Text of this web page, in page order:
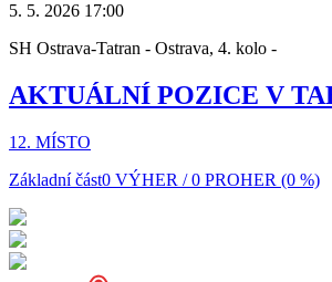
5. 5. 2026 17:00
SH Ostrava-Tatran - Ostrava, 4. kolo -
AKTUÁLNÍ POZICE V
12. MÍSTO
Základní část0 VÝHER / 0 PROHER (0 %)